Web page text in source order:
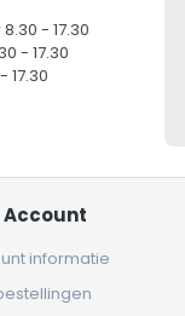
- 17.30
- 17.30
17.30
Account
informatie